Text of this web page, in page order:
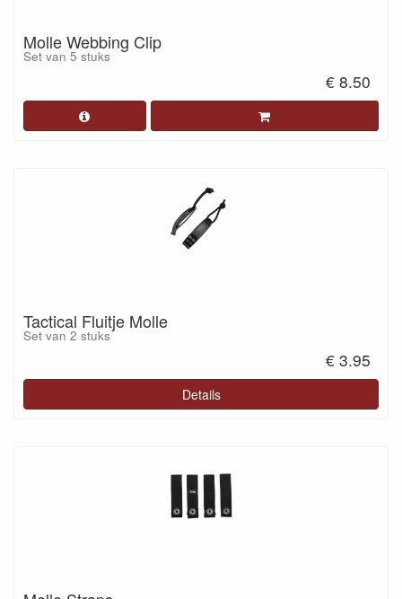
Molle Webbing Clip
Set van 5 stuks
€ 8.50
Tactical Fluitje Molle
Set van 2 stuks
€ 3.95
Details